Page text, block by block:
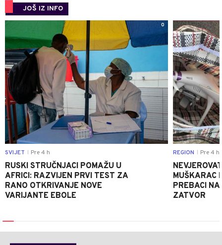
JOŠ IZ INFO
0
SVIJET Pre 4 h
RUSKI STRUČNJACI POMAŽU U
AFRICI: RAZVIJEN PRVI TEST ZA
RANO OTKRIVANJE NOVE
VARIJANTE EBOLE
REGION Pre 4 h
MUŠKARAC
PREBACI
ZATVOR